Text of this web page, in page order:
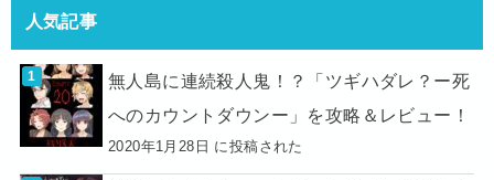
人気記事
無人島に連続殺人鬼！？「ツギハダレ？ー死
へのカウントダウンー」を攻略＆レビュー！
2020年1月28日 に投稿された